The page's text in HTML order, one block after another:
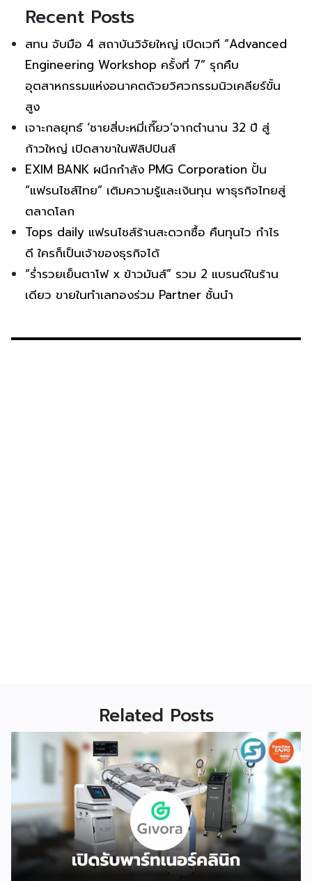
Recent Posts
สทน จับมือ 4 สถาบันวิจัยใหญ่ เปิดเวที “Advanced
Engineering Workshop ครั้งที่ 7” รุกคืบ
อุตสาหกรรมแห่งอนาคตด้วยวิศวกรรมนิวเคลียร์ขั้น
สูง
เจาะกลยุทธ์ ‘ชายสี่บะหมี่เกี๊ยว’จากตำนาน 32 ปี สู่
ก้าวใหญ่ เปิดสาขาในฟิลิปปินส์
EXIM BANK ผนึกกำลัง PMG Corporation ปั้น
“แฟรนไชส์ไทย” เติมความรู้และเงินทุน พาธุรกิจไทยสู่
ตลาดโลก
Tops daily แฟรนไชส์ร้านสะดวกซื้อ คืนทุนไว กำไร
ดี ใครก็เป็นเจ้าของธุรกิจได้
“ร่ำรวยเย็นตาโฟ x ข้าวมันส์” รวม 2 แบรนด์ในร้าน
เดียว ขายในทำเลทองร่วม Partner ชั้นนำ
Related Posts